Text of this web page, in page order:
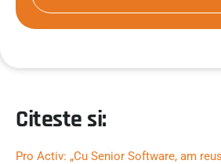
Citeste si:
Pro Activ: „Cu Senior Software, am